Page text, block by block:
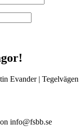
Evander | Tegelvägen
info@fsbb.se